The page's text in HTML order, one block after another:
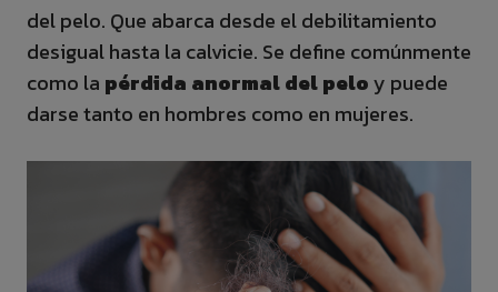
del pelo. Que abarca desde el debilitamiento
desigual hasta la calvicie. Se define comúnmente
como la pérdida anormal del peloy puede
darse tanto en hombres como en mujeres.